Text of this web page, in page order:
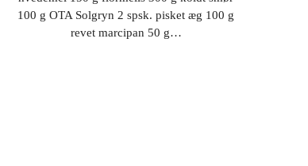
100 g OTA Solgryn 2 spsk. pisket æg 100 g
revet marcipan 50 g…